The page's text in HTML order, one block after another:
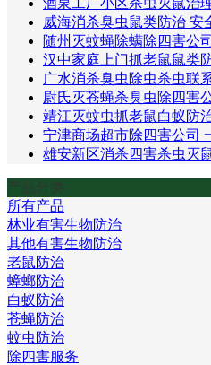
酒泉工厂小区杀虫灭鼠治
威海消杀臭虫鼠类防治 安
随州灭蚊蝇除螨除四害公
汉中家庭上门抓老鼠鼠类
广水消杀臭虫除虫杀虫联
尉氏灭苍蝇杀臭虫除四害
靖江灭蚊虫抓老鼠白蚁防
宁津商场超市除四害公司
雄安新区消杀四害杀虫灭
产品分类
所有产品
林业有害生物防治
其他有害生物防治
老鼠防治
蟑螂防治
白蚁防治
苍蝇防治
蚊虫防治
除四害服务